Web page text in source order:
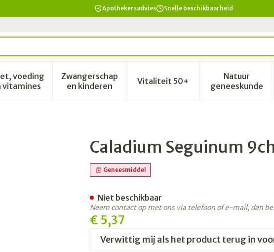
Apothekersadvies Snelle beschikbaarheid
Schoonheid, verzorging en hygiëne categorie
voeding
vitamines
Toon submenu voor Dieet, voeding en vitamines categorie
Zwangerschap
en kinderenToon submenu voor Zwangerschap en
Vitaliteit 50+Toon submenu voor Vitaliteit
Natuur
geneeskunde
Toon
9ch Gr 4g BoironCaladium Seguinum
Geneesmiddel
€ 5,37
Verwittig mij als het product terug in
Niet beschikbaar
Neem contact op met ons via telefoon of e-mail, dan